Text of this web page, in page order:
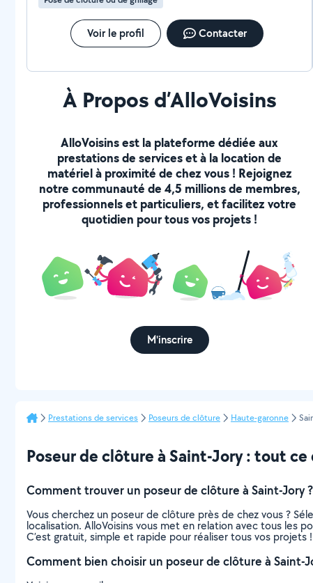
Voir le profil Contacter
À Propos d’AlloVoisins
AlloVoisins est la plateforme dédiée aux
prestations de services et à la location de
matériel à proximité de chez vous ! Rejoignez
notre communauté de 4,5 millions de membres,
professionnels et particuliers, et facilitez votre
quotidien pour tous vos projets !
M'inscrire
Prestations de services Poseurs de clôture Haute-garonne
Poseur de clôture à Saint-Jory : tout ce
Comment trouver un poseur de clôture à Saint-Jory ?
Vous cherchez un poseur de clôture près de chez vous ?
localisation. AlloVoisins vous met en relation avec tous les
C’est gratuit, simple et rapide pour réaliser tous vos projets !
Comment bien choisir un poseur de clôture à Saint-